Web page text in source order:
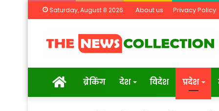
Saturday, August 8 2026 About us Privacy Policy
Homeब्रेकिंग देश विदेश प्रदेश